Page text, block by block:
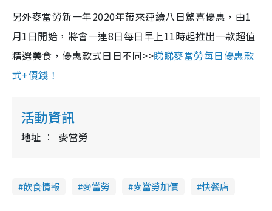
另外麥當勞新一年2020年帶來連續八日驚喜優惠，由1
月1日開始，將會一連8日每日早上11時起推出一款超值
精選美食，優惠款式日日不同>>睇睇麥當勞每日優惠款
式+價錢！
活動資訊
地址 麥當勞
飲食情報 麥當勞 麥當勞加價 快餐店